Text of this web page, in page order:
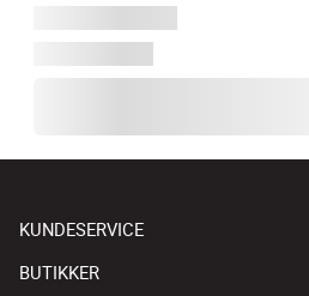
KUNDESERVICE
BUTIKKER